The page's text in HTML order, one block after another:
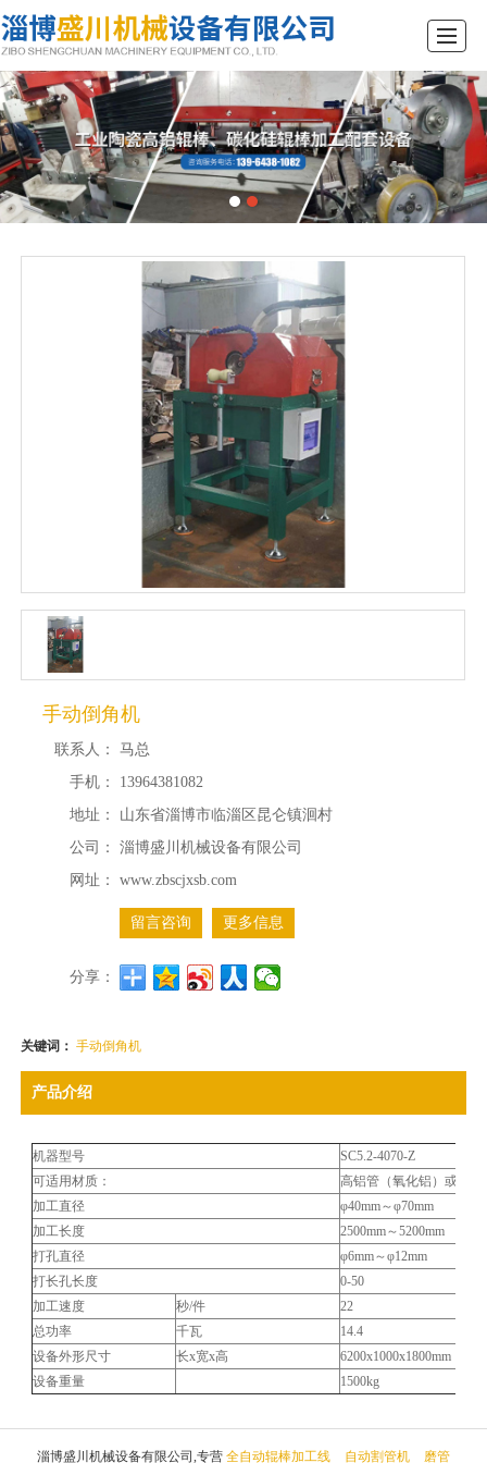
首页 公司介绍 产品展示 视频展示 资质荣誉 留言反馈 联系我们
手动倒角机
联系人：
马总
手机：
13964381082
地址：
山东省淄博市临淄区昆仑镇洄村
公司：
淄博盛川机械设备有限公司
网址：
www.zbscjxsb.com
留言咨询 更多信息
分享：
关键词：手动倒角机
产品介绍
机器型号
SC5.2-4070-Z
可适用材质：
高铝管（氧化铝）或碳化
加工直径
φ40mm～φ70mm
加工长度
2500mm～5200mm
打孔直径
φ6mm～φ12mm
打长孔长度
0-50
加工速度
秒/件
22
总功率
千瓦
14.4
设备外形尺寸
长x宽x高
6200x1000x1800mm
设备重量
1500kg
淄博盛川机械设备有限公司,专营 全自动辊棒加工线 自动割管机 磨管